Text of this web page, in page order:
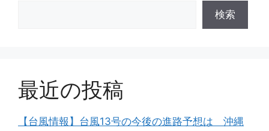
検索
最近の投稿
【台風情報】台風13号の今後の進路予想は 沖縄